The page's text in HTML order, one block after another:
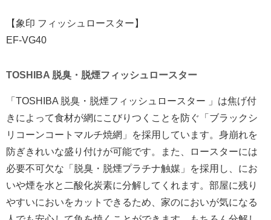
【象印 フィッシュロースター】
EF-VG40
TOSHIBA 脱臭・脱煙フィッシュロースター
「TOSHIBA 脱臭・脱煙フィッシュロースター 」は焦げ付
きによって食材が網にこびりつくことを防ぐ「ブラックシ
リコーンコートマルチ焼網」を採用しています。身崩れを
防ぎきれいな盛り付けが可能です。また、ロースターには
必要不可欠な「脱臭・脱煙プラチナ触媒」を採用し、にお
いや煙を水と二酸化炭素に分解してくれます。部屋に残り
やすいにおいをカットできるため、家のにおいが気になる